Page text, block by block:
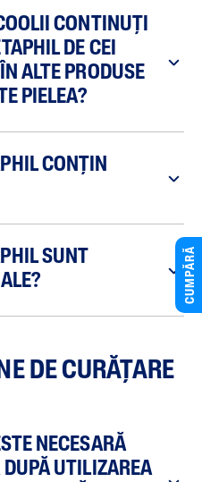
CONTINUȚI
DE CEI
ALTE PRODUSE
PIELEA?
CONȚIN
SUNT
DE CURĂȚARE
NECESARĂ
UTILIZAREA
CUMPĂRĂ